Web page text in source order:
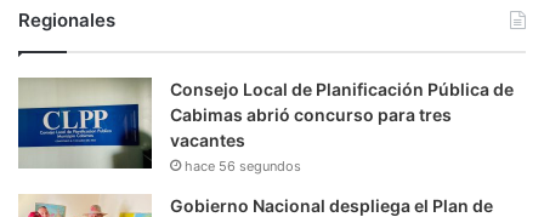
Regionales
Consejo Local de Planificación Pública de
Cabimas abrió concurso para tres
vacantes
hace 56 segundos
Gobierno Nacional despliega el Plan de